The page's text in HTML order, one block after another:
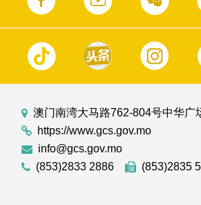
澳门南湾大马路762-804号中华广
https://www.gcs.gov.mo
info@gcs.gov.mo
(853)2833 2886
(853)2835